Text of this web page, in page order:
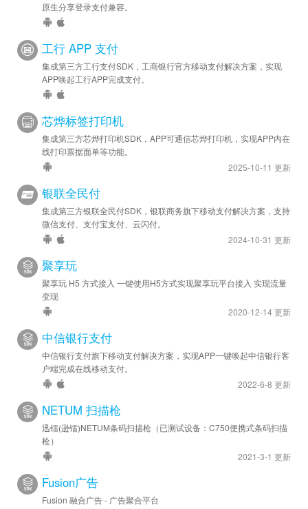
原生分享登录支付兼容。
工行 APP 支付
集成第三方工行支付SDK，工商银行官方移动支付解决方案，实现
APP唤起工行APP完成支付。
芯烨标签打印机
集成第三方芯烨打印机SDK，APP可通信芯烨打印机，实现APP内在
线打印票据面单等功能。
2025-10-11 更新
银联全民付
集成第三方银联全民付SDK，银联商务旗下移动支付解决方案，支持
微信支付、支付宝支付、云闪付。
2024-10-31 更新
聚享玩
聚享玩 H5 方式接入 一键使用H5方式实现聚享玩平台接入 实现流量
变现
2020-12-14 更新
中信银行支付
中信银行支付旗下移动支付解决方案，实现APP一键唤起中信银行客
户端完成在线移动支付。
2022-6-8 更新
NETUM 扫描枪
迅镭(逊镭)NETUM条码扫描枪（已测试设备：C750便携式条码扫描
枪）
2021-3-1 更新
Fusion广告
Fusion 融合广告 - 广告聚合平台